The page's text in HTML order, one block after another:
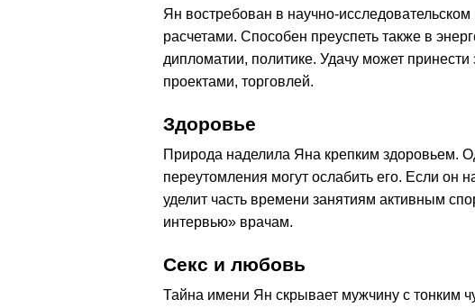
Ян востребован в научно-
расчетами. Способен преуспеть также в
дипломатии, политике. Удачу может
проектами, торговлей.
Здоровье
Природа наделила Яна крепким здоровьем.
переутомления могут ослабить его. Если он
уделит часть времени занятиям активным
интервью» врачам.
Секс и любовь
Тайна имени Ян скрывает мужчину с тонким